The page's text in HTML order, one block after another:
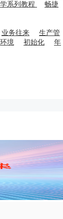
系列教程
畅捷
业务往来
生产管
环境 初始化
年